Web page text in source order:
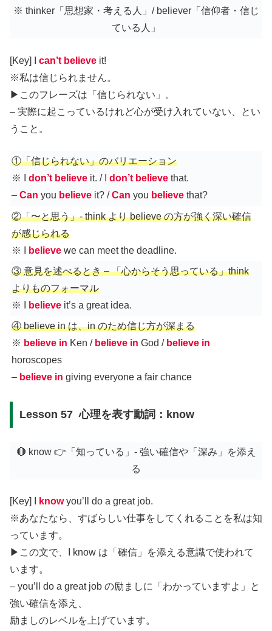
※ thinker「思想家・考える人」/ believer「信仰者・信じ
ている人」
[Key] I can’t believe it!
※私は信じられません。
▶︎このフレーズは「信じられない」。
– 実際に起こっているけれど心が受け入れていない、とい
うこと。
①「信じられない」のバリエーション
※ I don’t believe it. / I don’t believe that.
– Can you believe it? /Can you believe that?
②「〜と思う」- think より believe の方が強く深い確信
が感じられる
※ I
believe we can meet the deadline.
③ 意見を述べるとき – 「心からそう思っている」think
よりものフォーマル
※ I
believe it’s a great idea.
④ believe in は、in のため信じ方が深まる
※ believe in Ken / believe in God / believe in
horoscopes
– believe in giving everyone a fair chance
Lesson 57 心理を表す動詞：know
🔴 know 👉「知っている」- 強い確信や「深み」を添え
る
[Key] I knowyou’ll do a great job.
※あなたなら、すばらしい仕事をしてくれることを私は知
っています。
▶︎この文で、I know は「確信」を添える意識で使われて
います。
– you’ll do a great job の励ましに「わかっていますよ」と
強い確信を添え、
励ましのレベルを上げています。